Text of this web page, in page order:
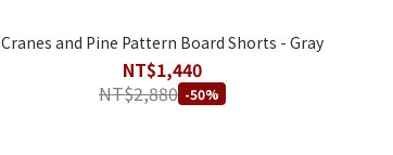
Cranes and Pine Pattern Board Shorts - Gray
NT$1,440
NT$2,880 -50%